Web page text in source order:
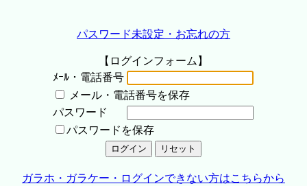
パスワード未設定・お忘れの方
【ログインフォーム】
ﾒｰﾙ・電話番号
メール・電話番号を保存
パスワード
パスワードを保存
ガラホ・ガラケー・ログインできない方はこちらから